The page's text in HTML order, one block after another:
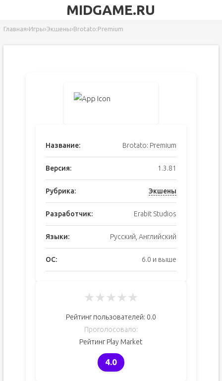
MIDGAME.RU
Главная›Игры›Экшены›Brotato:Premium
Название: Brotato: Premium
Версия: 1.3.81
Рубрика: Экшены
Разработчик: Erabit Studios
Языки: Русский, Английский
ОС: 6.0 и выше
★★★★★
Рейтинг пользователей: 0.0
Проголосовало:
Рейтинг Play Market
4.0